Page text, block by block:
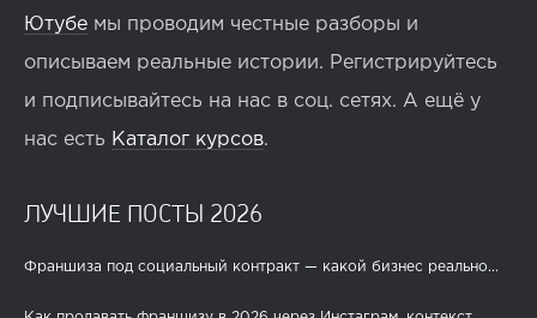
Ютубе мы проводим честные разборы и
описываем реальные истории. Регистрируйтесь
и подписывайтесь на нас в соц. сетях. А ещё у
нас есть Каталог курсов.
ЛУЧШИЕ ПОСТЫ 2026
Франшиза под социальный контракт — какой бизнес реально...